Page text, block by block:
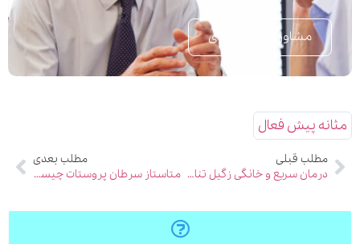
مشاوره تلفنی فوری
مثانه پیش فعال
مطلب قبلی
درمان سریع و خانگی زگیل تناسلی مردان با طب سنتی جدید
مطلب بعدی
متاستاز سرطان پروستات چیست؟